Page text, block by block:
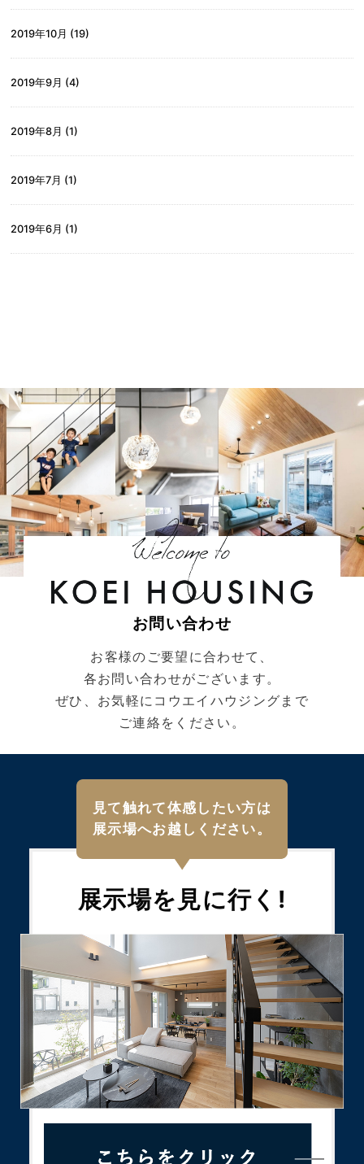
2019年10月 (19)
2019年9月 (4)
2019年8月 (1)
2019年7月 (1)
2019年6月 (1)
お問い合わせ
お客様のご要望に合わせて、
各お問い合わせがございます。
ぜひ、お気軽にコウエイハウジングまで
ご連絡をください。
見て触れて体感したい方は
展示場へお越しください。
展示場を 見に行く!